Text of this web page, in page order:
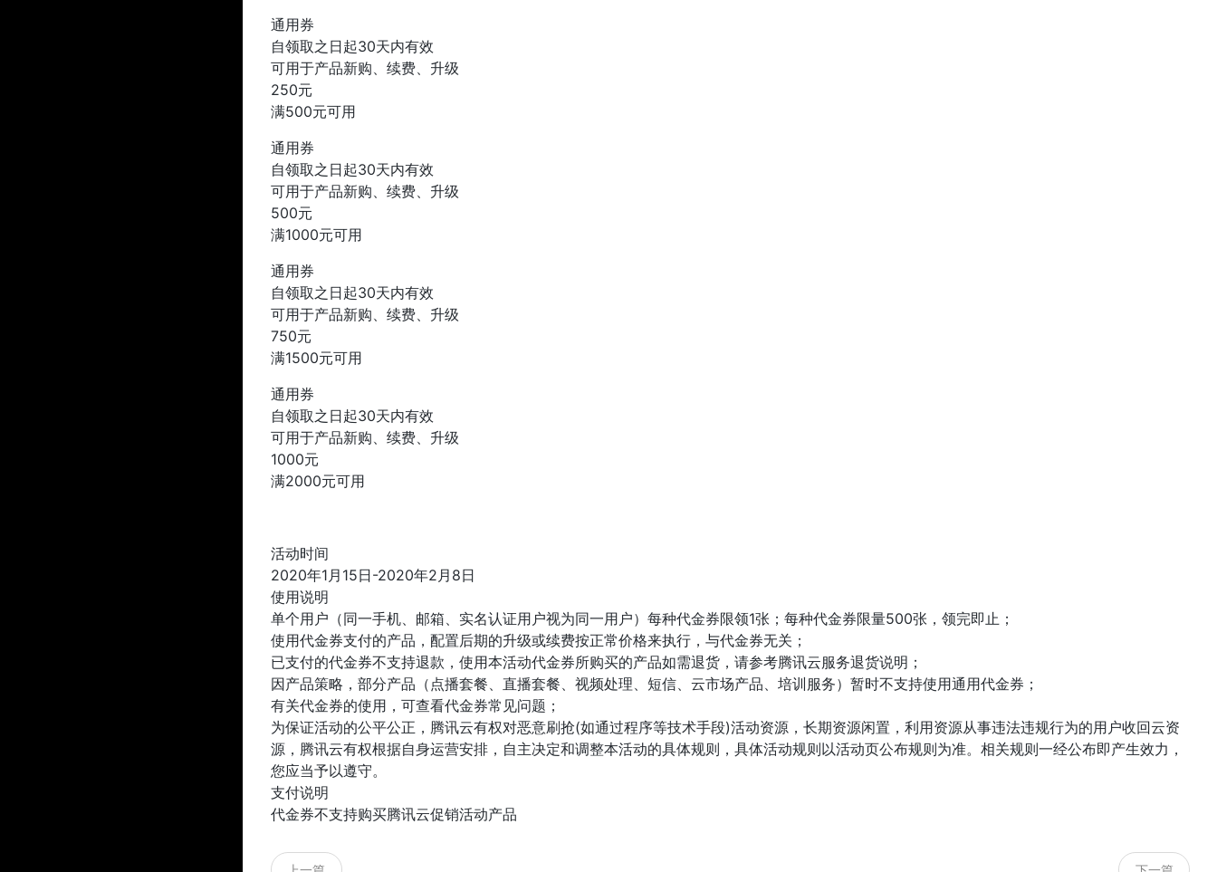
通用券
自领取之日起30天内有效
可用于产品新购、续费、升级
250元
满500元可用
通用券
自领取之日起30天内有效
可用于产品新购、续费、升级
500元
满1000元可用
通用券
自领取之日起30天内有效
可用于产品新购、续费、升级
750元
满1500元可用
通用券
自领取之日起30天内有效
可用于产品新购、续费、升级
1000元
满2000元可用
活动时间
2020年1月15日-2020年2月8日
使用说明
单个用户（同一手机、邮箱、实名认证用户视为同一用户）每种代金券限领1张；每种代金券限量500张，领完即止；
使用代金券支付的产品，配置后期的升级或续费按正常价格来执行，与代金券无关；
已支付的代金券不支持退款，使用本活动代金券所购买的产品如需退货，请参考腾讯云服务退货说明；
因产品策略，部分产品（点播套餐、直播套餐、视频处理、短信、云市场产品、培训服务）暂时不支持使用通用代金券；
有关代金券的使用，可查看代金券常见问题；
为保证活动的公平公正，腾讯云有权对恶意刷抢(如通过程序等技术手段)活动资源，长期资源闲置，利用资源从事违法违规行为的用户收回云资
源，腾讯云有权根据自身运营安排，自主决定和调整本活动的具体规则，具体活动规则以活动页公布规则为准。相关规则一经公布即产生效力，
您应当予以遵守。
支付说明
代金券不支持购买腾讯云促销活动产品